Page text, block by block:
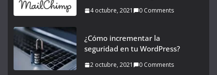
4 octubre, 2021 0 Comments
¿Cómo incrementar la
seguridad en tu WordPress?
2 octubre, 2021 0 Comments